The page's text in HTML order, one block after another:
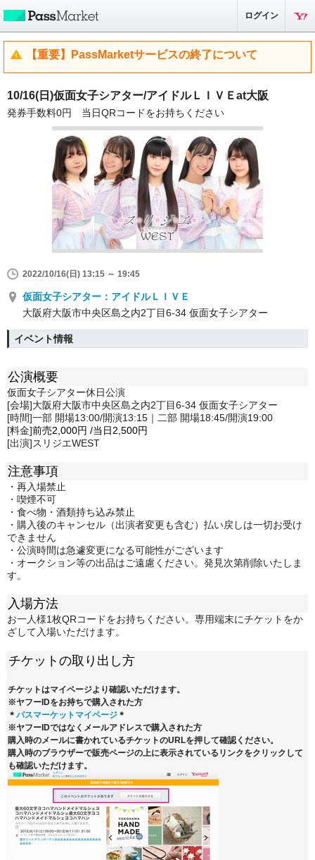
ログイン
【重要】PassMarketサービスの終了について
10/16(日)仮面女子シアター/アイドルＬＩＶＥat大阪
発券手数料0円 当日QRコードをお持ちください
2022/10/16(日) 13:15 ～ 19:45
仮面女子シアター：アイドルＬＩＶＥ
大阪府大阪市中央区島之内2丁目6-34 仮面女子シアター
イベント情報
公演概要
仮面女子シアター休日公演
[会場]大阪府大阪市中央区島之内2丁目6-34 仮面女子シアター
[時間]一部 開場13:00/開演13:15｜二部 開場18:45/開演19:00
[料金]前売2,000円 /当日2,500円
[出演]スリジエWEST
注意事項
・再入場禁止
・喫煙不可
・食べ物・酒類持ち込み禁止
・購入後のキャンセル（出演者変更も含む）払い戻しは一切お受け
できません
・公演時間は急遽変更になる可能性がございます
・オークション等の出品はご遠慮ください。発見次第削除いたしま
す。
入場方法
お一人様1枚QRコードをお持ちください。専用端末にチケットをか
ざして入場いただけます。
チケットの取り出し方
チケットはマイページより確認いただけます。
※ヤフーIDをお持ちで購入された方
＊ パスマーケットマイページ ＊
※ヤフーIDではなくメールアドレスで購入された方
購入時のメールに書かれているチケットのURLを押して確認ください。
購入時のブラウザーで販売ページの上に表示されているリンクをクリックして
も確認いただけます。